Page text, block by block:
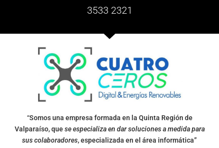
3533 2321
“Somos una empresa formada en la Quinta Región de
Valparaíso, quese especializa en dar soluciones a medida para
sus colaboradores, especializada en el área informática”